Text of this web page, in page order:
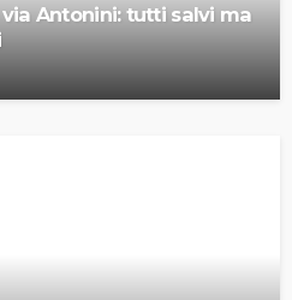
Antonini: tutti salvi ma